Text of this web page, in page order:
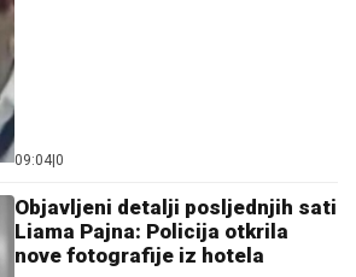
09:04 0
Objavljeni detalji posljednjih sati
Liama Pajna: Policija otkrila
nove fotografije iz hotela